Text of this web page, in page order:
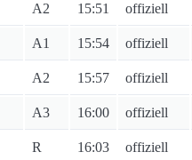
A2 15:51 offiziell
A1 15:54 offiziell
A2 15:57 offiziell
A3 16:00 offiziell
R 16:03 offiziell